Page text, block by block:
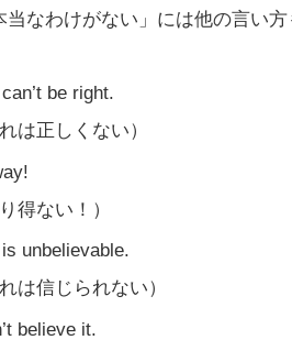
当なわけがない」には他の言い方
be right.
れは正しくない）
り得ない！）
unbelievable.
れは信じられない）
believe it.